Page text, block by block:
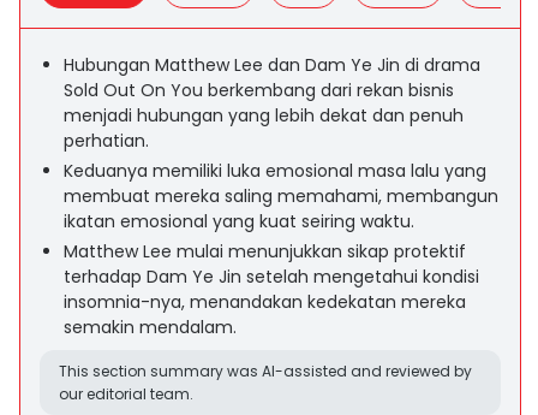
Hubungan Matthew Lee dan Dam Ye Jin di drama
Sold Out On You berkembang dari rekan bisnis
menjadi hubungan yang lebih dekat dan penuh
perhatian.
Keduanya memiliki luka emosional masa lalu yang
membuat mereka saling memahami, membangun
ikatan emosional yang kuat seiring waktu.
Matthew Lee mulai menunjukkan sikap protektif
terhadap Dam Ye Jin setelah mengetahui kondisi
insomnia-nya, menandakan kedekatan mereka
semakin mendalam.
This section summary was AI-assisted and reviewed by
our editorial team.